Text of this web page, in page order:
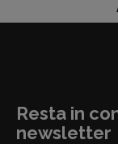
Resta in
newsletter